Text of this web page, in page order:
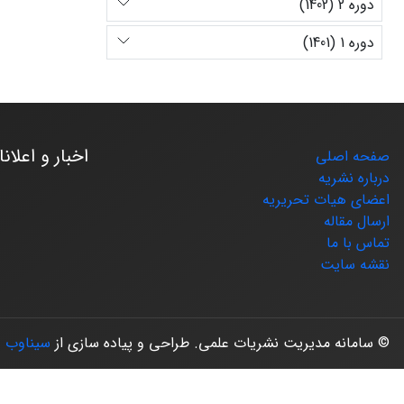
دوره 2 (1402)
دوره 1 (1401)
صفحه اصلی
درباره نشریه
اعضای هیات تحریریه
ارسال مقاله
تماس با ما
نقشه سایت
اخبار و
© سامانه مدیریت نشریات علمی. طراحی و پیاده سازی از سیناوب